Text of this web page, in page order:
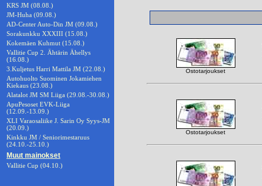
KRS JM (08.08.)
JM-Huha (09.08.)
AD-Center Auto-Din JM (09.08.)
Sorakunkku XXXIII (15.08.)
Kokemäen Kuhmut (15.08.)
Vallitie Cup 2. Ähtärin Ähellys
(16.08.)
3.Kuljetus Harri Mattila JM (22.08.)
Autohuolto Suominen Jokamiehen
Kiekaus (23.08.)
Alatalot JM SM Liiga (29.08.-30.08.)
ApuPesoset EVK-Liiga
(12.09.-13.09.)
XLI Varaosaliike J. Sarin Oy Syys-JM
(20.09.)
Kinkku JM / Seniorimestaruus
(24.10.-25.10.)
Muut mainokset
Vallitie Cup (04.10.)
Ostotarjoukset
Ostotarjoukset